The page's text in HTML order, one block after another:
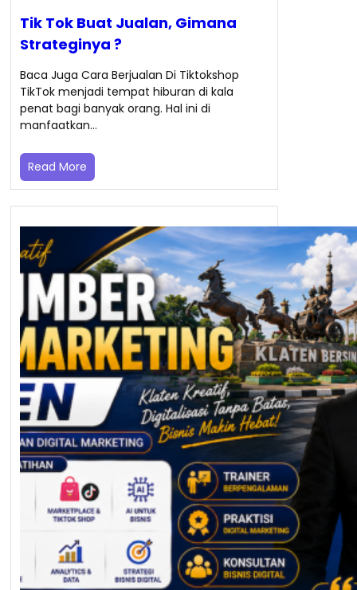
Tik Tok Buat Jualan, Gimana
Strateginya ?
Baca Juga Cara Berjualan Di Tiktokshop
TikTok menjadi tempat hiburan di kala
penat bagi banyak orang. Hal ini di
manfaatkan…
Read More